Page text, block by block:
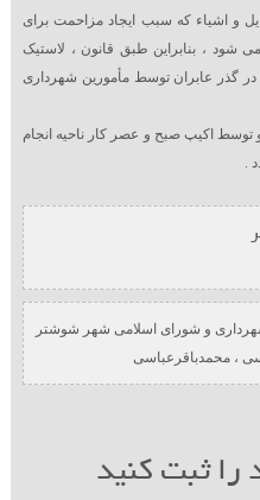
و اشیاء که سبب ایجاد مزاحمت برای
، بنابراین طبق قانون ، لاستیک
در گذر عابران توسط مأمورین شهرداری
خود گفت : این عملیات در ۷ روز هفته و توسط اکیپ صبح و عصر کار ناحیه انجام
.
و شورای اسلامی شهر شوشتر
، محمدباقرعباسی
را ثبت کنید